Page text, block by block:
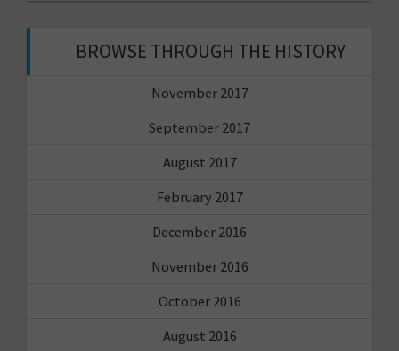
BROWSE THROUGH THE HISTORY
November 2017
September 2017
August 2017
February 2017
December 2016
November 2016
October 2016
August 2016